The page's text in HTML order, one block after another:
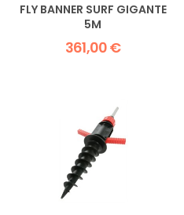
FLY BANNER SURF GIGANTE
5M
361,00 €